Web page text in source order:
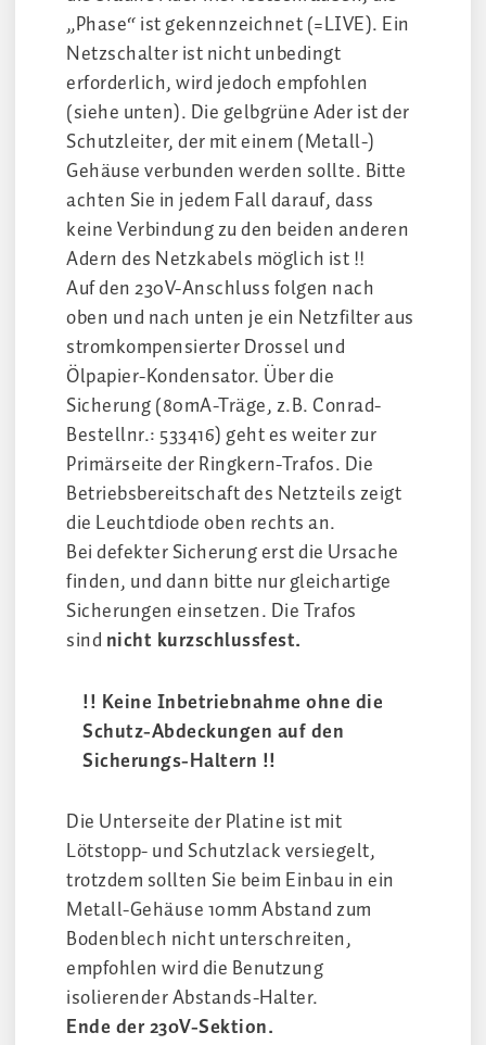
„Phase“ ist gekennzeichnet (=LIVE). Ein
Netzschalter ist nicht unbedingt
erforderlich, wird jedoch empfohlen
(siehe unten). Die gelbgrüne Ader ist der
Schutzleiter, der mit einem (Metall-)
Gehäuse verbunden werden sollte. Bitte
achten Sie in jedem Fall darauf, dass
keine Verbindung zu den beiden anderen
Adern des Netzkabels möglich ist !!
Auf den 230V-Anschluss folgen nach
oben und nach unten je ein Netzfilter aus
stromkompensierter Drossel und
Ölpapier-Kondensator. Über die
Sicherung (80mA-Träge, z.B. Conrad-
Bestellnr.: 533416) geht es weiter zur
Primärseite der Ringkern-Trafos. Die
Betriebsbereitschaft des Netzteils zeigt
die Leuchtdiode oben rechts an.
Bei defekter Sicherung erst die Ursache
finden, und dann bitte nur gleichartige
Sicherungen einsetzen. Die Trafos
sind nicht kurzschlussfest.
!! Keine Inbetriebnahme ohne die
Schutz-Abdeckungen auf den
Sicherungs-Haltern !!
Die Unterseite der Platine ist mit
Lötstopp- und Schutzlack versiegelt,
trotzdem sollten Sie beim Einbau in ein
Metall-Gehäuse 10mm Abstand zum
Bodenblech nicht unterschreiten,
empfohlen wird die Benutzung
isolierender Abstands-Halter.
Ende der 230V-Sektion.